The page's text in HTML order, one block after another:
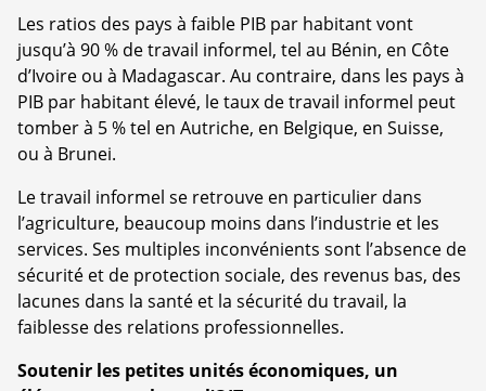
Les ratios des pays à faible PIB par habitant vont
jusqu’à 90 % de travail informel, tel au Bénin, en Côte
d’Ivoire ou à Madagascar. Au contraire, dans les pays à
PIB par habitant élevé, le taux de travail informel peut
tomber à 5 % tel en Autriche, en Belgique, en Suisse,
ou à Brunei.
Le travail informel se retrouve en particulier dans
l’agriculture, beaucoup moins dans l’industrie et les
services. Ses multiples inconvénients sont l’absence de
sécurité et de protection sociale, des revenus bas, des
lacunes dans la santé et la sécurité du travail, la
faiblesse des relations professionnelles.
Soutenir les petites unités économiques, un